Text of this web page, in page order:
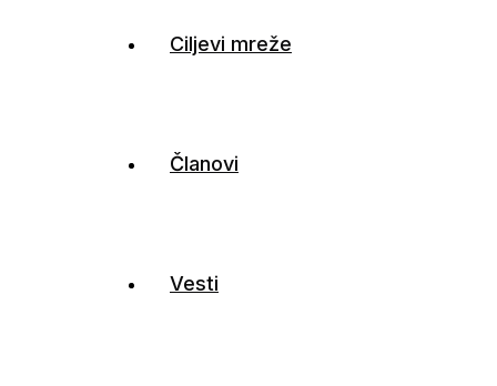
Ciljevi mreže
Članovi
Vesti